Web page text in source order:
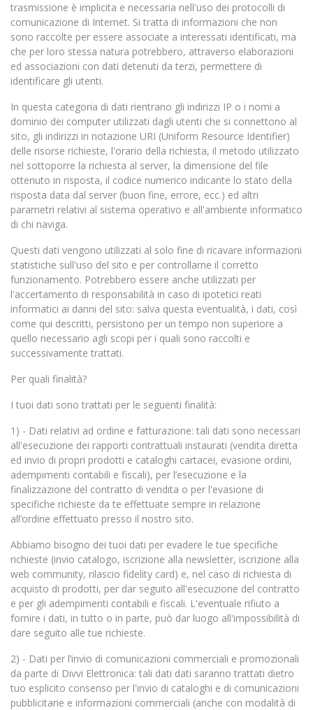
trasmissione è implicita e necessaria nell'uso dei protocolli di
comunicazione di Internet. Si tratta di informazioni che non
sono raccolte per essere associate a interessati identificati, ma
che per loro stessa natura potrebbero, attraverso elaborazioni
ed associazioni con dati detenuti da terzi, permettere di
identificare gli utenti.
In questa categoria di dati rientrano gli indirizzi IP o i nomi a
dominio dei computer utilizzati dagli utenti che si connettono al
sito, gli indirizzi in notazione URI (Uniform Resource Identifier)
delle risorse richieste, l'orario della richiesta, il metodo utilizzato
nel sottoporre la richiesta al server, la dimensione del file
ottenuto in risposta, il codice numerico indicante lo stato della
risposta data dal server (buon fine, errore, ecc.) ed altri
parametri relativi al sistema operativo e all'ambiente informatico
di chi naviga.
Questi dati vengono utilizzati al solo fine di ricavare informazioni
statistiche sull'uso del sito e per controllarne il corretto
funzionamento. Potrebbero essere anche utilizzati per
l'accertamento di responsabilità in caso di ipotetici reati
informatici ai danni del sito: salva questa eventualità, i dati, così
come qui descritti, persistono per un tempo non superiore a
quello necessario agli scopi per i quali sono raccolti e
successivamente trattati.
Per quali finalità?
I tuoi dati sono trattati per le seguenti finalità:
1) - Dati relativi ad ordine e fatturazione: tali dati sono necessari
all'esecuzione dei rapporti contrattuali instaurati (vendita diretta
ed invio di propri prodotti e cataloghi cartacei, evasione ordini,
adempimenti contabili e fiscali), per l’esecuzione e la
finalizzazione del contratto di vendita o per l'evasione di
specifiche richieste da te effettuate sempre in relazione
all’ordine effettuato presso il nostro sito.
Abbiamo bisogno dei tuoi dati per evadere le tue specifiche
richieste (invio catalogo, iscrizione alla newsletter, iscrizione alla
web community, rilascio fidelity card) e, nel caso di richiesta di
acquisto di prodotti, per dar seguito all'esecuzione del contratto
e per gli adempimenti contabili e fiscali. L'eventuale rifiuto a
fornire i dati, in tutto o in parte, può dar luogo all'impossibilità di
dare seguito alle tue richieste.
2) - Dati per l’invio di comunicazioni commerciali e promozionali
da parte di Divvi Elettronica: tali dati dati saranno trattati dietro
tuo esplicito consenso per l'invio di cataloghi e di comunicazioni
pubblicitarie e informazioni commerciali (anche con modalità di